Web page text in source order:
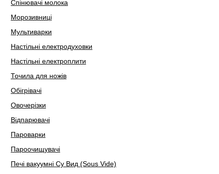
Спінювачі молока
Морозивниці
Мультиварки
Настільні електродуховки
Настільні електроплити
Точила для ножів
Обігрівачі
Овочерізки
Відпарювачі
Пароварки
Пароочищувачі
Печі вакуумні Су Вид (Sous Vide)